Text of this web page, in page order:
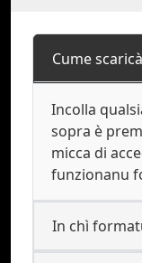
Cume
Incolla
sopra è
micca di
funzionanu
In chì